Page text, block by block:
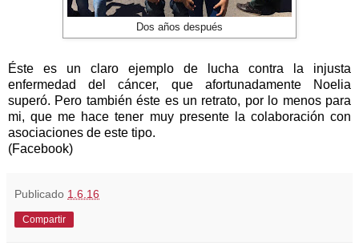
Dos años después
Éste es un claro ejemplo de lucha contra la injusta
enfermedad del cáncer, que afortunadamente Noelia
superó. Pero también éste es un retrato, por lo menos para
mi, que me hace tener muy presente la colaboración con
asociaciones de este tipo.
(Facebook)
Publicado 1.6.16
Compartir